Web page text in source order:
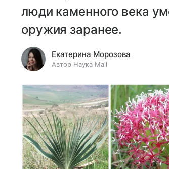
люди каменного века
оружия заранее.
Екатерина Морозова
Автор Наука Mail